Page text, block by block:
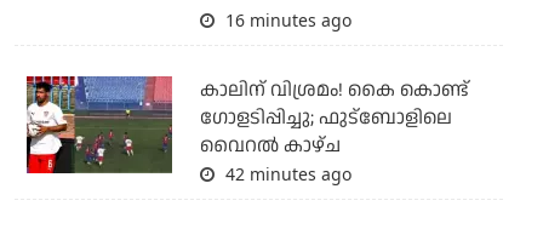
16 minutes ago
കാലിന് വിശ്രമം! കൈ കൊണ്ട്
ഗോളടിപ്പിച്ചു; ഫുട്‌ബോളിലെ
വൈറല്‍ കാഴ്ച
42 minutes ago